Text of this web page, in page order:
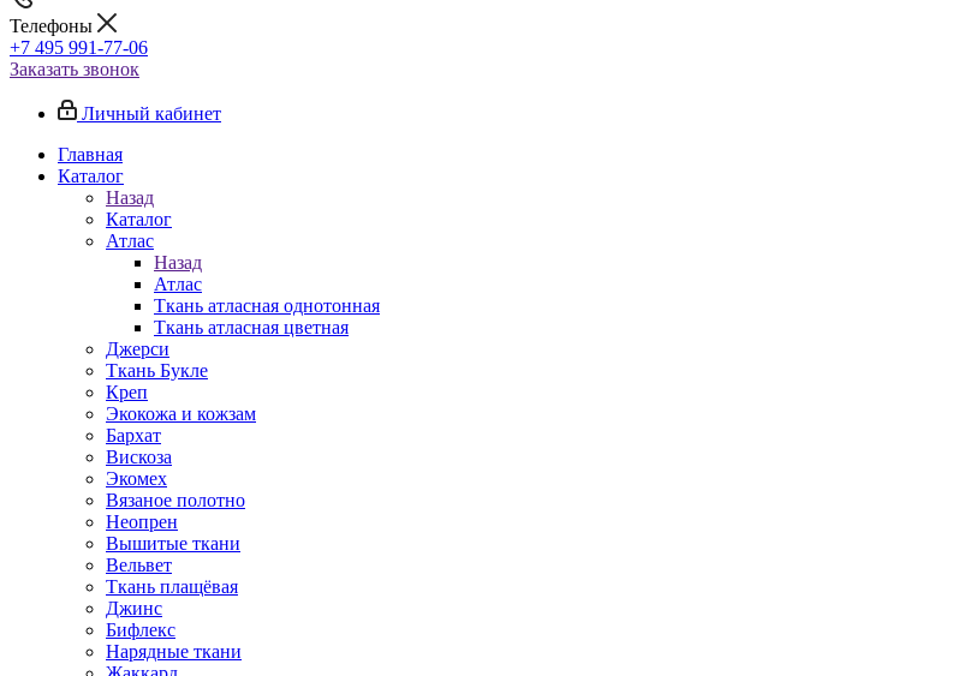
Телефоны
+7 495 991-77-06
Заказать звонок
Личный кабинет
Главная
Каталог
Назад
Каталог
Атлас
Назад
Атлас
Ткань атласная однотонная
Ткань атласная цветная
Джерси
Ткань Букле
Креп
Экокожа и кожзам
Бархат
Вискоза
Экомех
Вязаное полотно
Неопрен
Вышитые ткани
Вельвет
Ткань плащёвая
Джинс
Бифлекс
Нарядные ткани